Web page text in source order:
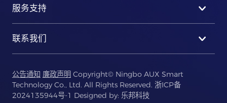
服务支持
联系我们
公告通知 廉政声明 Copyright© Ningbo AUX Smart
Technology Co., Ltd. All Rights Reserved. 浙ICP备
2024135944号-1 Designed by: 乐邦科技